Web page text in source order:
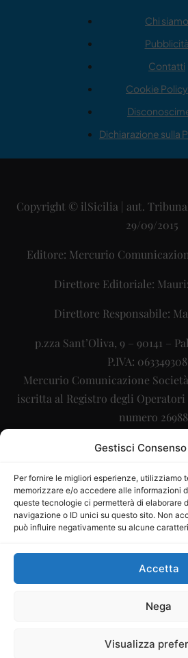
Gestisci
Per fornire le migliori esperienze, utilizziamo
memorizzare e/o accedere alle informazioni
queste tecnologie ci permetterà di elaborare
navigazione o ID unici su questo sito. Non
può influire negativamente su alcune
Accetta
Nega
Visualizza
Chi siamo
Pubblicità
Contatti
Cookie Policy
Dichiarazione sulla
Copyright © ilSicilia | aut.
29/09/2015
Editore: Mercurio
Direttore Editoriale:
Direttore Responsabile:
p.zza Sant’Oliva, 9 – 90141 –
P.IVA:
Mercurio Comunicazione
iscritta al Registro degli
numero 26988
Sito gestito daLa Digitale srl–